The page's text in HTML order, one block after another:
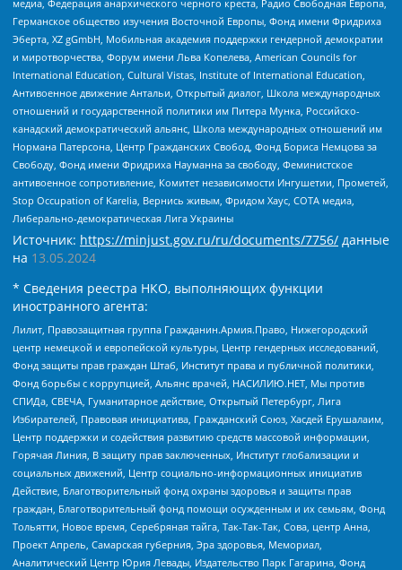
медиа, Федерация анархического черного креста, Радио Свободная Европа,
Германское общество изучения Восточной Европы, Фонд имени Фридриха
Эберта, XZ gGmbH, Мобильная академия поддержки гендерной демократии
и миротворчества, Форум имени Льва Копелева, American Councils for
International Education, Cultural Vistas, Institute of International Education,
Антивоенное движение Антальи, Открытый диалог, Школа международных
отношений и государственной политики им Питера Мунка, Российско-
канадский демократический альянс, Школа международных отношений им
Нормана Патерсона, Центр Гражданских Свобод, Фонд Бориса Немцова за
Свободу, Фонд имени Фридриха Науманна за свободу, Феминистское
антивоенное сопротивление, Комитет независимости Ингушетии, Прометей,
Stop Occupation of Karelia, Вернись живым, Фридом Хаус, СОТА медиа,
Либерально-демократическая Лига Украины
Источник: https://minjust.gov.ru/ru/documents/7756/ данные
на 13.05.2024
* Сведения реестра НКО, выполняющих функции
иностранного агента:
Лилит, Правозащитная группа Гражданин.Армия.Право, Нижегородский
центр немецкой и европейской культуры, Центр гендерных исследований,
Фонд защиты прав граждан Штаб, Институт права и публичной политики,
Фонд борьбы с коррупцией, Альянс врачей, НАСИЛИЮ.НЕТ, Мы против
СПИДа, СВЕЧА, Гуманитарное действие, Открытый Петербург, Лига
Избирателей, Правовая инициатива, Гражданский Союз, Хасдей Ерушалаим,
Центр поддержки и содействия развитию средств массовой информации,
Горячая Линия, В защиту прав заключенных, Институт глобализации и
социальных движений, Центр социально-информационных инициатив
Действие, Благотворительный фонд охраны здоровья и защиты прав
граждан, Благотворительный фонд помощи осужденным и их семьям, Фонд
Тольятти, Новое время, Серебряная тайга, Так-Так-Так, Сова, центр Анна,
Проект Апрель, Самарская губерния, Эра здоровья, Мемориал,
Аналитический Центр Юрия Левады, Издательство Парк Гагарина, Фонд